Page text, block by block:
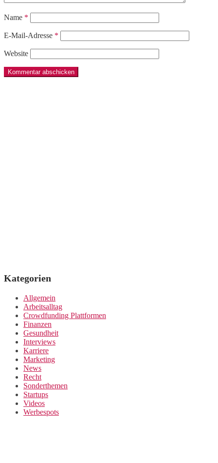
Name *
E-Mail-Adresse *
Website
Kategorien
Allgemein
Arbeitsalltag
Crowdfunding Plattformen
Finanzen
Gesundheit
Interviews
Karriere
Marketing
News
Recht
Sonderthemen
Startups
Videos
Werbespots